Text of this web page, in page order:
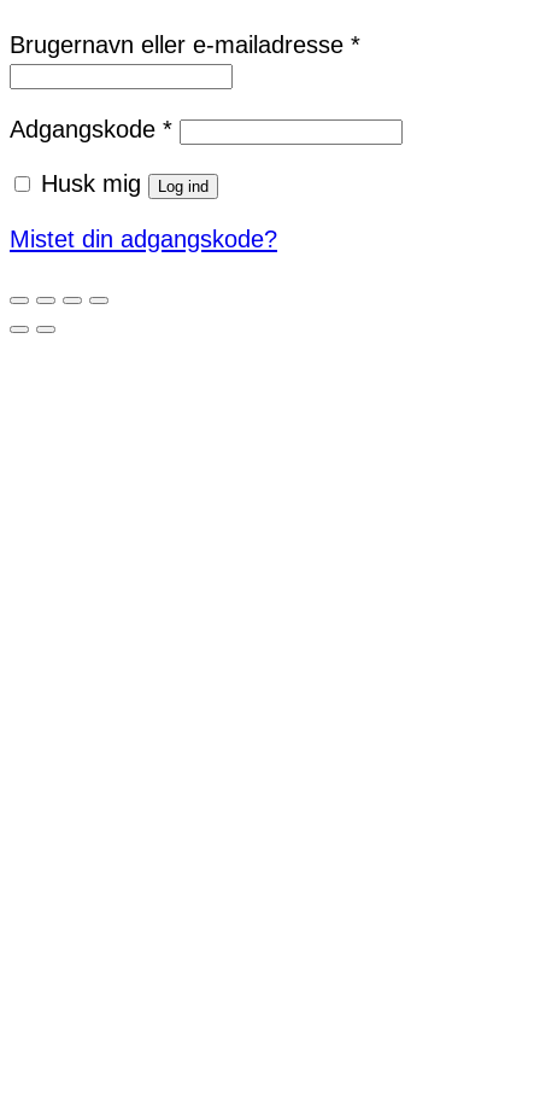
Brugernavn eller e-mailadresse *Påkrævet
Adgangskode *Påkrævet
Husk mig Log ind
Mistet din adgangskode?